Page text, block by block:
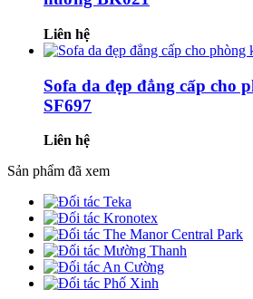
Liên hệ
Sofa da đẹp đẳng cấp cho
SF697
Liên hệ
Sản phẩm đã xem